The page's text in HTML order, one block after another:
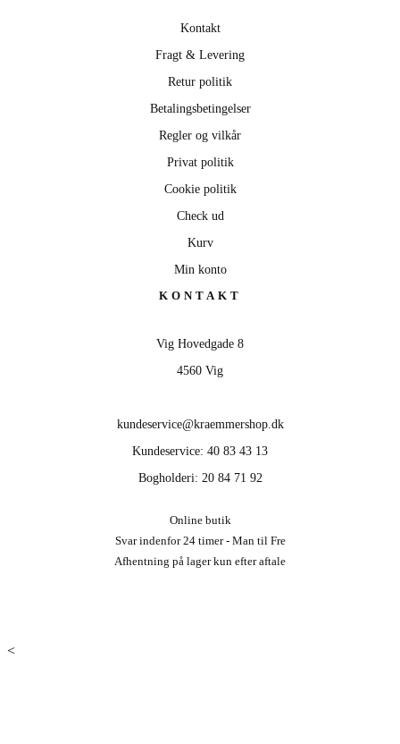
Kontakt
Fragt & Levering
Retur politik
Betalingsbetingelser
Regler og vilkår
Privat politik
Cookie politik
Check ud
Kurv
Min konto
KONTAKT
Vig Hovedgade 8
4560 Vig
kundeservice@kraemmershop.dk
Kundeservice: 40 83 43 13
Bogholderi: 20 84 71 92
Online butik
Svar indenfor 24 timer - Man til Fre
Afhentning på lager kun efter aftale
<